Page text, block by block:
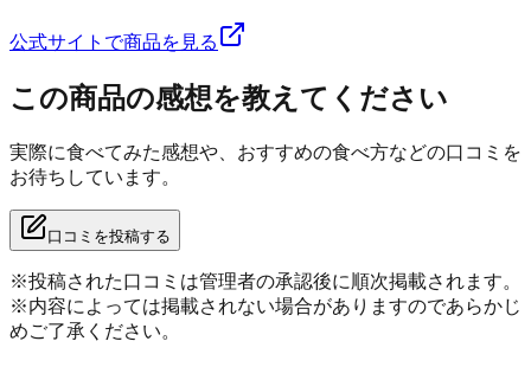
公式サイトで商品を見る
この商品の感想を教えてください
実際に食べてみた感想や、おすすめの食べ方などの口コミを
お待ちしています。
口コミを投稿する
※投稿された口コミは管理者の承認後に順次掲載されます。
※内容によっては掲載されない場合がありますのであらかじ
めご了承ください。